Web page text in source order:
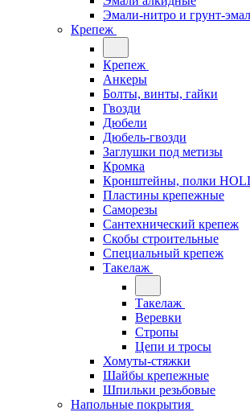
Эмали-нитро и грунт-
Крепеж
Крепеж
Анкеры
Болты, винты, гайки
Гвозди
Дюбели
Дюбель-гвозди
Заглушки под метизы
Кромка
Кронштейны, полки
Пластины крепежные
Саморезы
Сантехнический крепеж
Скобы строительные
Специальный крепеж
Такелаж
Такелаж
Веревки
Стропы
Цепи и тросы
Хомуты-стяжки
Шайбы крепежные
Шпильки резьбовые
Напольные покрытия